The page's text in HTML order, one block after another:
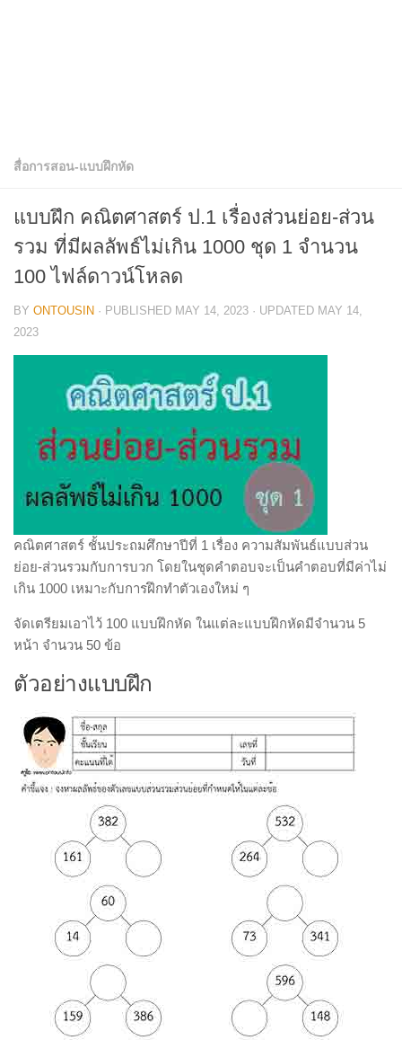
สื่อการสอน-แบบฝึกหัด
แบบฝึก คณิตศาสตร์ ป.1 เรื่องส่วนย่อย-ส่วน
รวม ที่มีผลลัพธ์ไม่เกิน 1000 ชุด 1 จำนวน
100 ไฟล์ดาวน์โหลด
BY ONTOUSIN · PUBLISHED MAY 14, 2023 · UPDATED MAY 14,
2023
คณิตศาสตร์ ชั้นประถมศึกษาปีที่ 1 เรื่อง ความสัมพันธ์แบบส่วน
ย่อย-ส่วนรวมกับการบวก โดยในชุดคำตอบจะเป็นคำตอบที่มีค่าไม่
เกิน 1000 เหมาะกับการฝึกทำตัวเองใหม่ ๆ
จัดเตรียมเอาไว้ 100 แบบฝึกหัด ในแต่ละแบบฝึกหัดมีจำนวน 5
หน้า จำนวน 50 ข้อ
ตัวอย่างแบบฝึก